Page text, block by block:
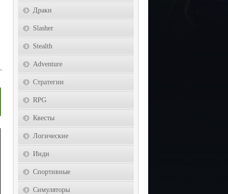
Драки
Slasher
Stealth
Adventure
Стратегии
RPG
Квесты
Логические
Инди
Спортивные
Симуляторы